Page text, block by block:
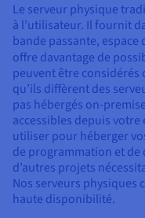
Le serveur physique
à l’utilisateur. Il fournit
bande passante,
offre davantage de
peuvent être considérés
qu’ils diffèrent des
pas hébergés on-
accessibles depuis votre
utiliser pour héberger
de programmation et de
d’autres projets
Nos serveurs
haute disponibilité.